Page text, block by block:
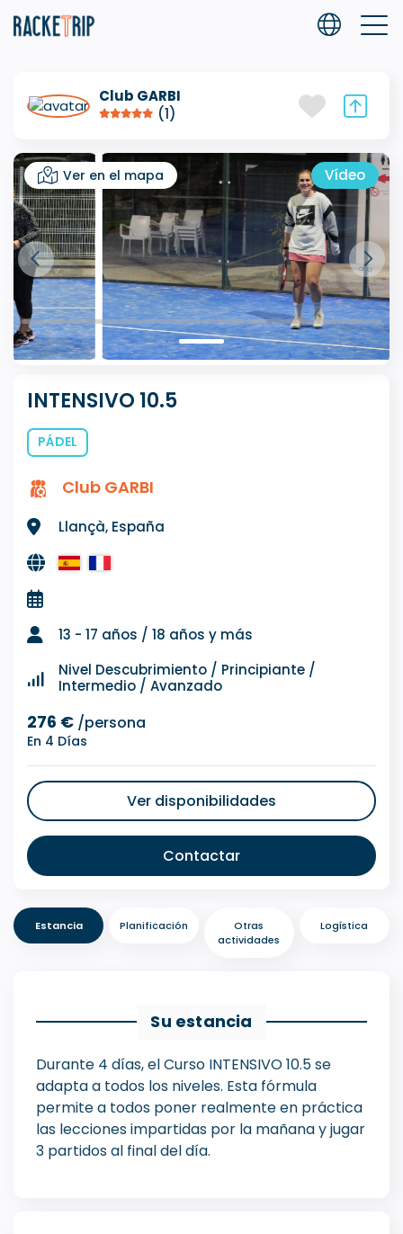
Club GARBI
(1)
Ver en el mapa Vídeo
INTENSIVO 10.5
PÁDEL
Club GARBI
Llançà, España
13 - 17 años / 18 años y más
Nivel Descubrimiento / Principiante /
Intermedio / Avanzado
276 € /persona
En 4 Días
Ver disponibilidades
Contactar
Estancia Planificación
Otras
actividades
Logística
Su estancia
Durante 4 días, el Curso INTENSIVO 10.5 se
adapta a todos los niveles. Esta fórmula
permite a todos poner realmente en práctica
las lecciones impartidas por la mañana y jugar
3 partidos al final del día.